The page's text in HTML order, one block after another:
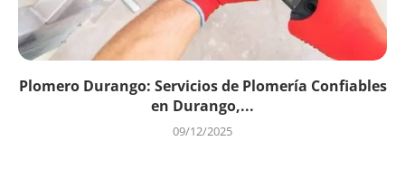
Plomero Durango: Servicios de Plomería Confiables
en Durango,...
09/12/2025